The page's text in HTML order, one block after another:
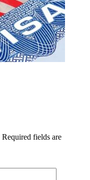
Required fields are